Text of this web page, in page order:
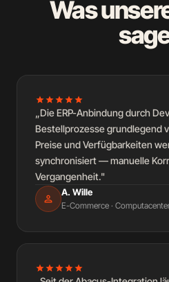
Was
starstarstarstarstar
„Die ERP-Anbindung durch
Bestellprozesse grundlegend
Preise und Verfügbarkeiten
synchronisiert — manuelle
Vergangenheit."
person A. Wille
E-Commerce ·
starstarstarstarstar